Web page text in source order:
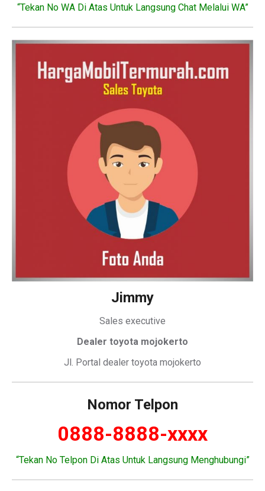
“Tekan No WA Di Atas Untuk Langsung Chat Melalui WA”
Jimmy
Sales executive
Dealer toyota mojokerto
Jl. Portal dealer toyota mojokerto
Nomor Telpon
0888-8888-xxxx
“Tekan No Telpon Di Atas Untuk Langsung Menghubungi”